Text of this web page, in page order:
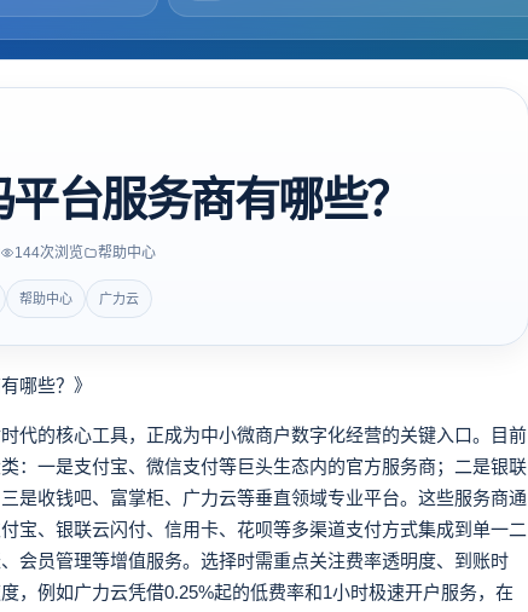
台服务商有哪些？
144次浏览 帮助中心
帮助中心 广力云
哪些？》
的核心工具，正成为中小微商户数字化经营的关键入口。目前
：一是支付宝、微信支付等巨头生态内的官方服务商；二是银联
是收钱吧、富掌柜、广力云等垂直领域专业平台。这些服务商通
宝、银联云闪付、信用卡、花呗等多渠道支付方式集成到单一二
会员管理等增值服务。选择时需重点关注费率透明度、到账时
，例如广力云凭借0.25%起的低费率和1小时极速开户服务，在